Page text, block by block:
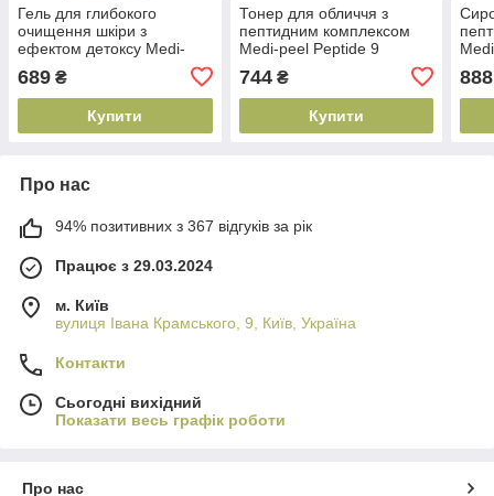
Гель для глибокого
очищення шкіри з
ефектом детоксу Medi-
peel Algo-Tox Deep Clear,
150 мл (8809409342887)
689 ₴
Купити
Тонер для обличчя з
пептидним комплексом
Medi-peel Peptide 9
Volume Bio Tox Toner PRO,
250 мл (8809941820317)
744₴
Купити
мл
888
Про нас
94% позитивних з 367 відгуків за рік
Працює з 29.03.2024
м. Київ
вулиця Івана Крамського, 9, Київ, Україна
Контакти
Сьогодні вихідний
Показати весь графік роботи
Про нас